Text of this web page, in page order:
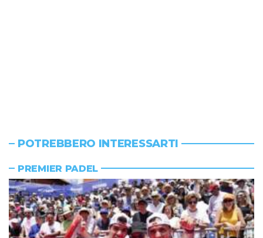
POTREBBERO INTERESSARTI
PREMIER PADEL